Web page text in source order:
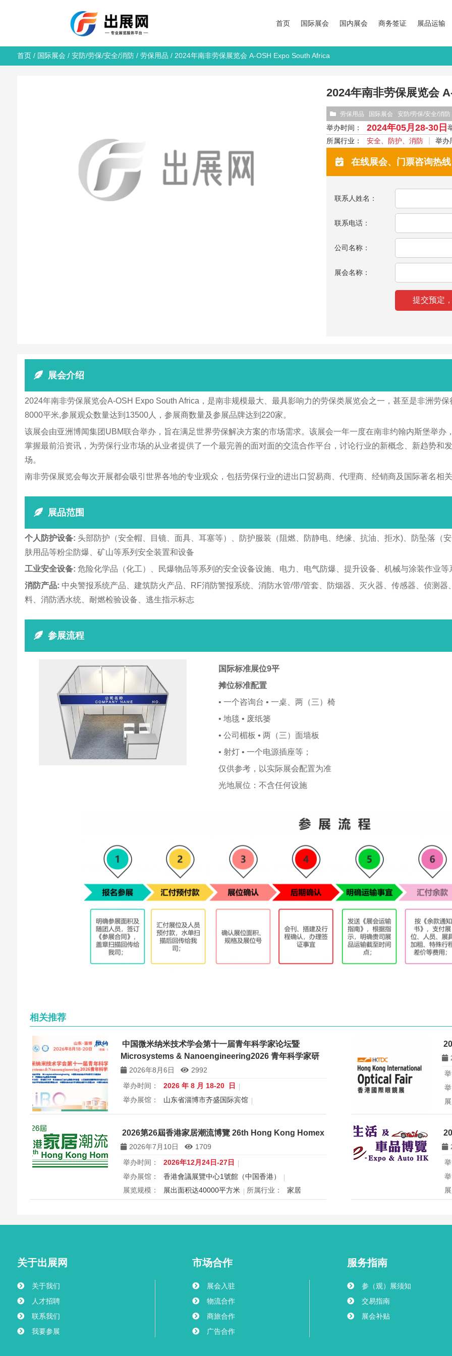
首页 国际展会 国内展会 商务签证 展品运输
首页/ 国际展会 / 安防/劳保/安全/消防/ 劳保用品 / 2024年南非劳保展览会 A-OSH Expo South Africa
2024年南非劳保展览会
劳保用品 国际展会 安防/劳保/安全/消防
举办时间： 2024年05月28-30日
所属行业：
安全、防护、消防 举办
在线展会、门票咨询热
联系人姓名：
联系电话：
公司名称：
展会名称：
展会介绍
2024年南非劳保展览会A-OSH Expo South Africa，是南非规模最大、最具影响力的劳保类展览会之一，甚至是非洲劳
8000平米,参展观众数量达到13500人，参展商数量及参展品牌达到220家。
该展会由亚洲博闻集团UBM联合举办，旨在满足世界劳保解决方案的市场需求。该展会一年一度在南非约翰内斯堡举
掌握最前沿资讯，为劳保行业市场的从业者提供了一个最完善的面对面的交流合作平台，讨论行业的新概念、新趋势和
场。
南非劳保展览会每次开展都会吸引世界各地的专业观众，包括劳保行业的进出口贸易商、代理商、经销商及国际著名相
展品范围
个人防护设备: 头部防护（安全帽、目镜、面具、耳塞等）、防护服装（阻燃、防静电、绝缘、抗油、拒水)、防坠落（
肤用品等粉尘防爆、矿山等系列安全装置和设备
工业安全设备: 危险化学品（化工）、民爆物品等系列的安全设备设施、电力、电气防爆、提升设备、机械与涂装作业
消防产品: 中央警报系统产品、建筑防火产品、RF消防警报系统、消防水管/带/管套、防烟器、灭火器、传感器、侦测
料、消防洒水统、耐燃检验设备、逃生指示标志
参展流程
国际标准展位9平
摊位标准配置
• 一个咨询台 • 一桌、两（三）椅
• 地毯 • 废纸篓
• 公司楣板 • 两（三）面墙板
• 射灯 • 一个电源插座等；
仅供参考，以实际展会配置为准
光地展位：不含任何设施
相关推荐
中国微米纳米技术学会第十一届青年科学家论坛暨
Microsystems & Nanoengineering2026 青年科学家研
讨会2026年8月6日
2992
举办时间：
2026 年 8 月 18-20 日
举办展馆：
山东省淄博市齐盛国际宾馆
展览规模：
5000+平方米 所属行业：
微米纳米技术学会
中国微米纳米技术学会第十一届青年科学家论坛暨
Microsystems & Nanoengineering2026 青年科学家研讨会
办
2026第26屆香港家居潮流博覽 26th Hong Kong Homex
2026年7月10日
1709
举办时间：
2026年12月24日-27日
举办展馆：
香港會議展覽中心1號館（中国香港）
展览规模：
展出面积达40000平方米 所属行业：
家居
商，打造岁末一站式家居采购与灵感盛会，欢迎本地家庭与海内
用
关于出展网
关于我们
人才招聘
联系我们
我要参展
市场合作
展会入驻
物流合作
商旅合作
广告合作
服务指南
参（观）展须知
交易指南
展会补贴